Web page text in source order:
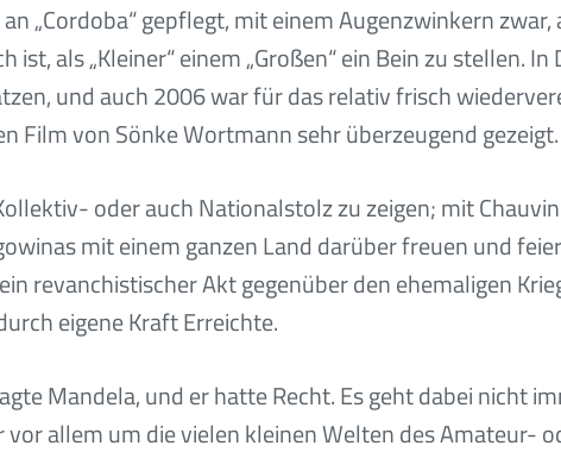
„Cordoba“ gepflegt, mit einem Augenzwinkern
als „Kleiner“ einem „Großen“ ein Bein zu stellen.
und auch 2006 war für das relativ frisch
Film von Sönke Wortmann sehr überzeugend gezeigt.
oder auch Nationalstolz zu zeigen; mit
mit einem ganzen Land darüber freuen und
revanchistischer Akt gegenüber den ehemaligen
eigene Kraft Erreichte.
Mandela, und er hatte Recht. Es geht dabei nicht
allem um die vielen kleinen Welten des Amateur-